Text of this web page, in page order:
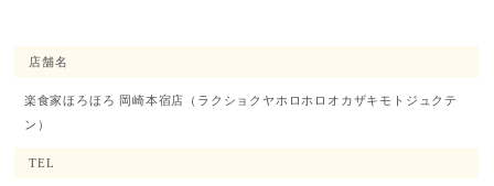
店舗名
楽食家ほろほろ 岡崎本宿店
（ラクショクヤホロホロオカザキモトジュクテ
ン）
TEL